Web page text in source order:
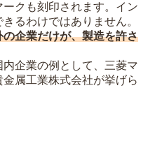
クも刻印されます。イン
るわけではありません。
企業だけが、製造を許さ
企業の例として、三菱マ
属工業株式会社が挙げら